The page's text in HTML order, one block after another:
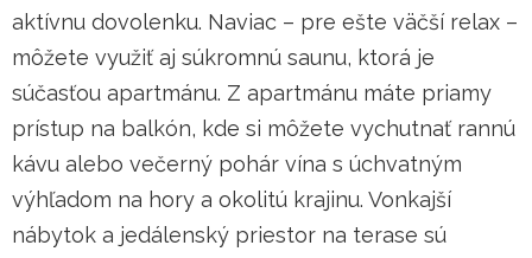
aktívnu dovolenku. Naviac – pre ešte väčší relax –
môžete využiť aj súkromnú saunu, ktorá je
súčasťou apartmánu. Z apartmánu máte priamy
prístup na balkón, kde si môžete vychutnať rannú
kávu alebo večerný pohár vína s úchvatným
výhľadom na hory a okolitú krajinu. Vonkajší
nábytok a jedálenský priestor na terase sú